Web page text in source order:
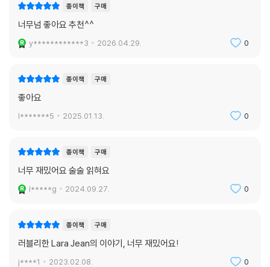
종이책 구매
너무넘 좋아요 추천^^
y************3 2026.04.29. 0
종이책 구매
좋아요
l*******5 2025.01.13. 0
종이책 구매
너무 재밌어요 술술 읽혀요
l*****g 2024.09.27. 0
종이책 구매
러블리한 Lara Jean의 이야기, 너무 재밌어요!
j****1 2023.02.08. 0